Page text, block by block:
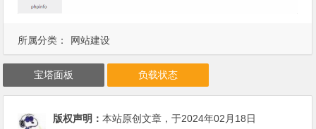
所属分类： 网站建设
宝塔面板 负载状态
版权声明：本站原创文章，于2024年02月18日